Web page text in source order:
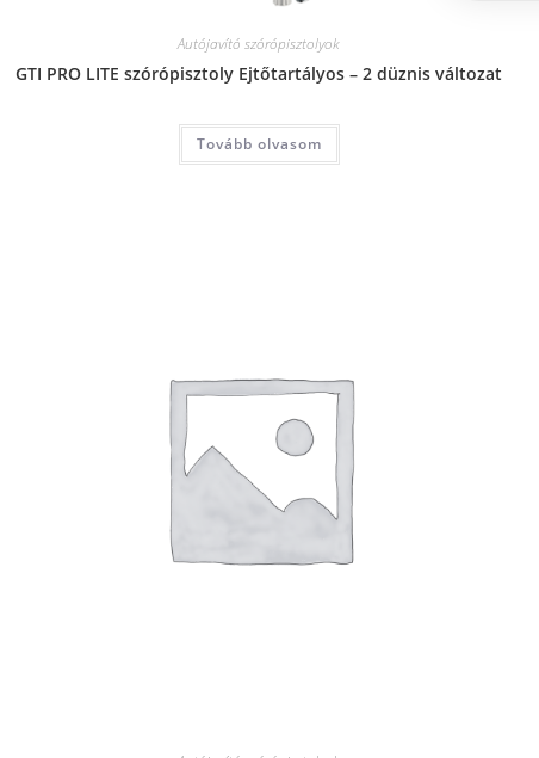
Autójavító szórópisztolyok
GTI PRO LITE szórópisztoly Ejtőtartályos – 2 düznis változat
Tovább olvasom